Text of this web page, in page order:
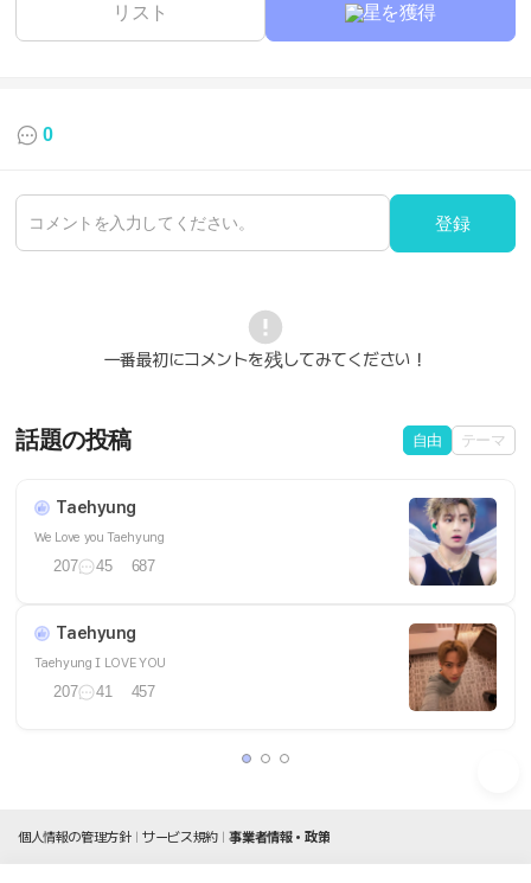
リスト 星を獲得
0
登録
一番最初にコメントを残してみてください！
話題の投稿 自由 テーマ
Taehyung
We Love you Taehyung
207 45 687
Taehyung
Taehyung I LOVE YOU
207 41 457
個人情報の管理方針 サービス規約 事業者情報・政策